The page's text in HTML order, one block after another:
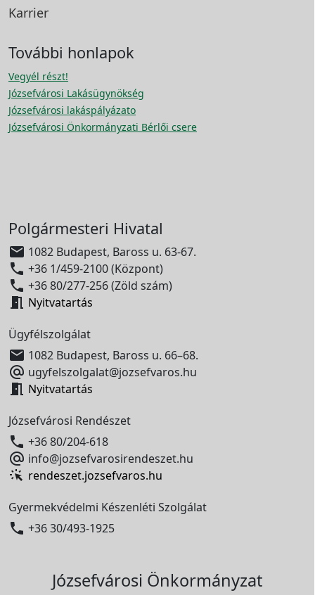
Karrier
További honlapok
Vegyél részt!
Józsefvárosi Lakásügynökség
Józsefvárosi lakáspályázato
Józsefvárosi Önkormányzati Bérlői csere
Polgármesteri Hivatal
 1082 Budapest, Baross u. 63-67.
 +36 1/459-2100 (Központ)
 +36 80/277-256 (Zöld szám)
 Nyitvatartás
Ügyfélszolgálat
 1082 Budapest, Baross u. 66–68.
 ugyfelszolgalat@jozsefvaros.hu
 Nyitvatartás
Józsefvárosi Rendészet
 +36 80/204-618
 info@jozsefvarosirendeszet.hu
rendeszet.jozsefvaros.hu
Gyermekvédelmi Készenléti Szolgálat
 +36 30/493-1925
Józsefvárosi Önkormányzat